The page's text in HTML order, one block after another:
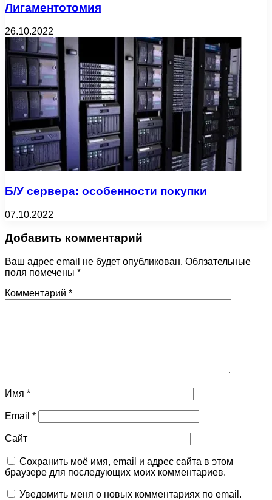
Лигаментотомия
26.10.2022
Б/У сервера: особенности покупки
07.10.2022
Добавить комментарий
Ваш адрес email не будет опубликован. Обязательные
поля помечены *
Комментарий *
Имя *
Email *
Сайт
Сохранить моё имя, email и адрес сайта в этом
браузере для последующих моих комментариев.
Уведомить меня о новых комментариях по email.